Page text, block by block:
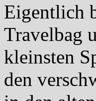
Eigentlich
Travelbag
kleinsten
den